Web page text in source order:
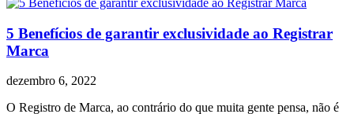
5 Benefícios de garantir exclusividade ao Registrar
Marca
dezembro 6, 2022
O Registro de Marca, ao contrário do que muita gente pensa, não é